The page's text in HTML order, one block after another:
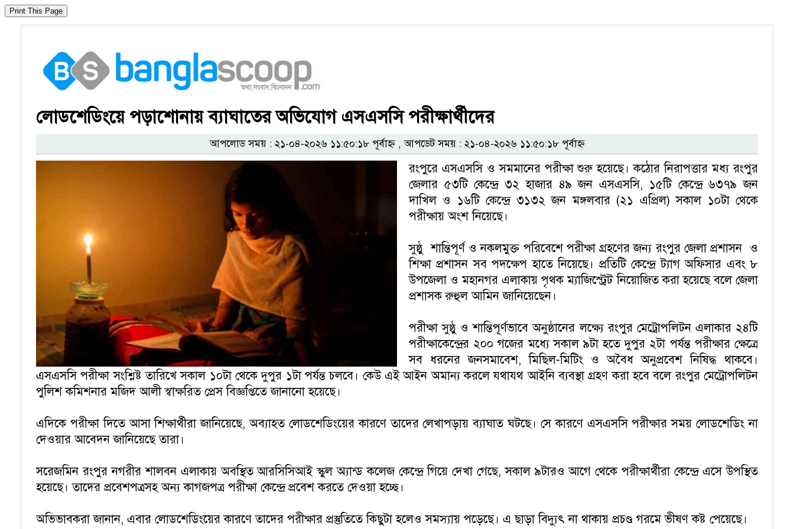
লোডশেডিংয়ে পড়াশোনায় ব্যাঘাতের অভিযোগ এসএসসি পরীক্ষার্থীদের
আপলোড সময় : ২১-০৪-২০২৬ ১১:৫০:১৮ পূর্বাহ্ন , আপডেট সময় : ২১-০৪-২০২৬ ১১:৫০:১৮ পূর্বাহ্ন
রংপুরে এসএসসি ও সমমানের পরীক্ষা শুরু হয়েছে। কঠোর নিরাপত্তার মধ্য রংপুর
জেলার ৫৩টি কেন্দ্রে ৩২ হাজার ৪৯ জন এসএসসি, ১৫টি কেন্দ্রে ৬৩৭৯ জন
দাখিল ও ১৬টি কেন্দ্রে ৩১৩২ জন মঙ্গলবার (২১ এপ্রিল) সকাল ১০টা থেকে
পরীক্ষায় অংশ নিয়েছে।
সুষ্ঠু শান্তিপূর্ণ ও নকলমুক্ত পরিবেশে পরীক্ষা গ্রহণের জন্য রংপুর জেলা প্রশাসন ও
শিক্ষা প্রশাসন সব পদক্ষেপ হাতে নিয়েছে। প্রতিটি কেন্দ্রে ট্যাগ অফিসার এবং ৮
উপজেলা ও মহানগর এলাকায় পৃথক ম্যাজিস্ট্রেট নিয়োজিত করা হয়েছে বলে জেলা
প্রশাসক রুহুল আমিন জানিয়েছেন।
পরীক্ষা সুষ্ঠু ও শান্তিপূর্ণভাবে অনুষ্ঠানের লক্ষ্যে রংপুর মেট্রোপলিটন এলাকার ২৪টি
পরীক্ষাকেন্দ্রের ২০০ গজের মধ্যে সকাল ৯টা হতে দুপুর ২টা পর্যন্ত পরীক্ষার ক্ষেত্রে
সব ধরনের জনসমাবেশ, মিছিল-মিটিং ও অবৈধ অনুপ্রবেশ নিষিদ্ধ থাকবে।
এসএসসি পরীক্ষা সংশ্লিষ্ট তারিখে সকাল ১০টা থেকে দুপুর ১টা পর্যন্ত চলবে। কেউ এই আইন অমান্য করলে যথাযথ আইনি ব্যবস্থা গ্রহণ করা হবে বলে রংপুর মেট্রোপলিটন
পুলিশ কমিশনার মজিদ আলী স্বাক্ষরিত প্রেস বিজ্ঞপ্তিতে জানানো হয়েছে।
এদিকে পরীক্ষা দিতে আসা শিক্ষার্থীরা জানিয়েছে, অব্যাহত লোডশেডিংয়ের কারণে তাদের লেখাপড়ায় ব্যাঘাত ঘটছে। সে কারণে এসএসসি পরীক্ষার সময় লোডশেডিং না
দেওয়ার আবেদন জানিয়েছে তারা।
সরেজমিন রংপুর নগরীর শালবন এলাকায় অবস্থিত আরসিসিআই স্কুল অ্যান্ড কলেজ কেন্দ্রে গিয়ে দেখা গেছে, সকাল ৯টারও আগে থেকে পরীক্ষার্থীরা কেন্দ্রে এসে উপস্থিত
হয়েছে। তাদের প্রবেশপত্রসহ অন্য কাগজপত্র পরীক্ষা কেন্দ্রে প্রবেশ করতে দেওয়া হচ্ছে।
অভিভাবকরা জানান, এবার লোডশেডিংয়ের কারণে তাদের পরীক্ষার প্রস্তুতিতে কিছুটা হলেও সমস্যায় পড়েছে। এ ছাড়া বিদ্যুৎ না থাকায় প্রচণ্ড গরমে ভীষণ কষ্ট পেয়েছে।